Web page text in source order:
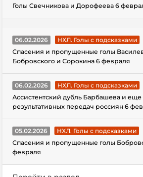
Голы Свечникова и Дорофеева 6
06.02.2026
НХЛ. Голы с подсказками
Спасения и пропущенные голы
Бобровского и Сорокина 6 февраля
06.02.2026
НХЛ. Голы с подсказками
Ассистентский дубль Барбашева и еще
результативных передач россиян 6
05.02.2026
НХЛ. Голы с подсказками
Спасения и пропущенные голы
февраля